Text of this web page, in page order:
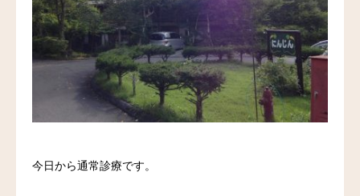
今日から通常診療です。
アクセス